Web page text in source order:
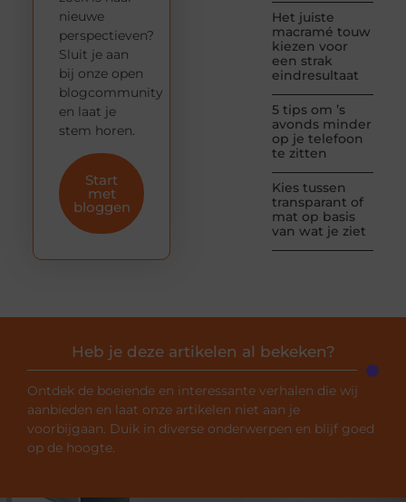
Het juiste
macramé touw
kiezen voor
een strak
eindresultaat
5 tips om ’s
avonds minder
op je telefoon
te zitten
Kies tussen
transparant of
mat op basis
van wat je ziet
nieuwe
perspectieven?
Sluit je aan
bij onze open
blogcommunity
en laat je
stem horen.
Start
met
bloggen
Heb je deze artikelen al bekeken?
Ontdek de boeiende en interessante verhalen die wij
aanbieden en laat onze artikelen niet aan je
voorbijgaan. Duik in diverse onderwerpen en blijf goed
op de hoogte.